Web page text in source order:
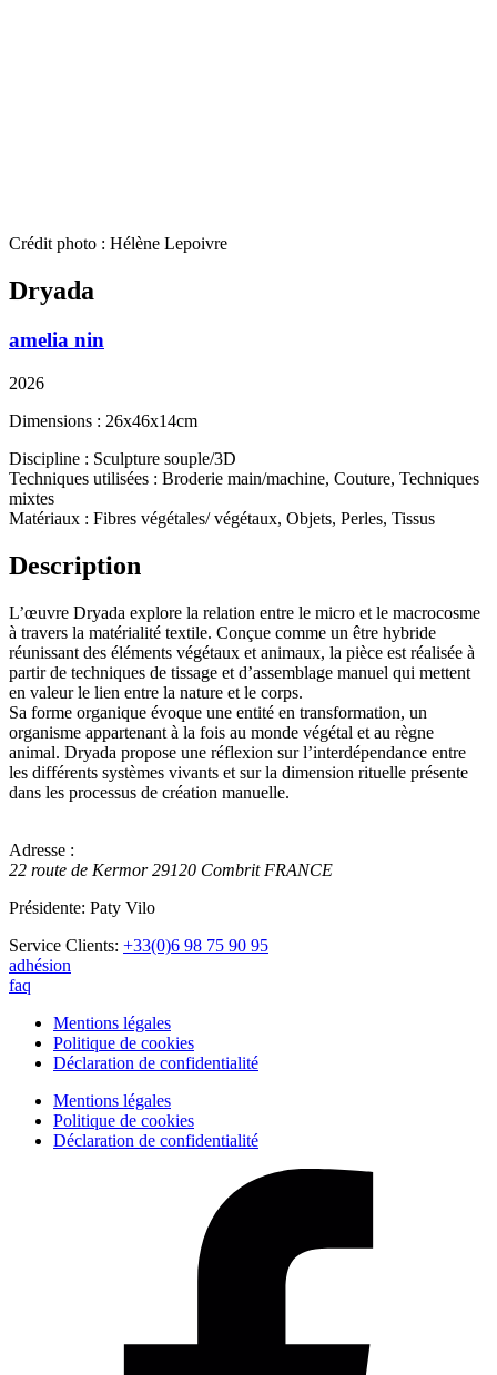
Crédit photo : Hélène Lepoivre
Dryada
amelia nin
2026
Dimensions : 26x46x14cm
Discipline : Sculpture souple/3D
Techniques utilisées : Broderie main/machine, Couture, Techniques
mixtes
Matériaux : Fibres végétales/ végétaux, Objets, Perles, Tissus
Description
L’œuvre Dryada explore la relation entre le micro et le macrocosme
à travers la matérialité textile. Conçue comme un être hybride
réunissant des éléments végétaux et animaux, la pièce est réalisée à
partir de techniques de tissage et d’assemblage manuel qui mettent
en valeur le lien entre la nature et le corps.
Sa forme organique évoque une entité en transformation, un
organisme appartenant à la fois au monde végétal et au règne
animal. Dryada propose une réflexion sur l’interdépendance entre
les différents systèmes vivants et sur la dimension rituelle présente
dans les processus de création manuelle.
Adresse :
22 route de Kermor 29120 Combrit FRANCE
Présidente: Paty Vilo
Service Clients: +33(0)6 98 75 90 95
adhésion
faq
Mentions légales
Politique de cookies
Déclaration de confidentialité
Mentions légales
Politique de cookies
Déclaration de confidentialité